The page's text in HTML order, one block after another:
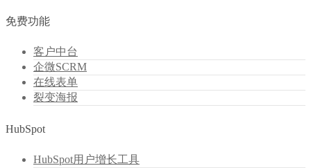
免费功能
客户中台
企微SCRM
在线表单
裂变海报
HubSpot
HubSpot用户增长工具